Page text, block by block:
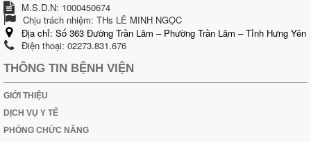
M.S.D.N: 1000450674
Chịu trách nhiệm: THs LÊ MINH NGỌC
Địa chỉ: Số 363 Đường Trần Lãm – Phường Trần Lãm – Tỉnh Hưng Yên
Điện thoại: 02273.831.676
THÔNG TIN BỆNH VIỆN
GIỚI THIỆU
DỊCH VỤ Y TẾ
PHÒNG CHỨC NĂNG